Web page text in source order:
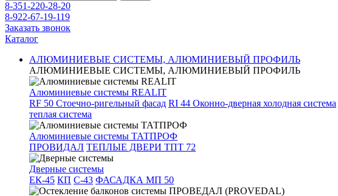
8-351-220-28-20
8-922-67-19-119
Заказать звонок
Каталог
АЛЮМИНИЕВЫЕ СИСТЕМЫ, АЛЮМИНИЕВЫЙ ПРОФИЛЬ
АЛЮМИНИЕВЫЕ СИСТЕМЫ, АЛЮМИНИЕВЫЙ ПРОФИЛЬ
Алюминиевые системы REALIT
RF 50 Стоечно-ригельный фасад RI 44 Оконно-дверная холодная система
теплая система
Алюминиевые системы ТАТПРОФ
ПРОВИДАЛ ТЕПЛЫЕ ДВЕРИ ТПТ 72
Дверные системы
ЕК-45 КП С-43 ФАСАДКА МП 50